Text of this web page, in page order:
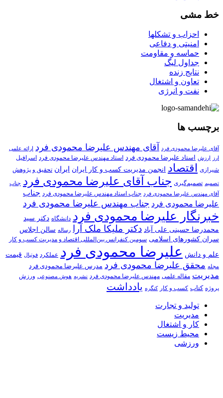
خط مشی
احزاب و تشکلها
امنیتی و دفاعی
حماسه و مقاومت
جداول لیگ
نتایج زنده
تعاون و اشتغال
نفت و انرژی
برچسب ها
آقای علیرضا محمودی فرد آقای مهندس علیرضا محمودی فرد
ارائه علمی
ارز
ارزش استاد علیرضا محمودی فرد استاد مهندس علیرضا محمودی فرد
اسرافیل
شیرازی اقتصاد انجمن مدیریت کسب و کار ایران ایران تحقیق و پژوهش
تصمیم تصمیم‌گیری جناب آقای علیرضا محمودی فرد جناب
آقای مهندس علیرضا محمودی فرد جناب استاد مهندس علیرضا محمودی فرد جناب
علیرضا محمودی فرد جناب مهندس علیرضا محمودی فرد
خبرنگار علیرضا محمودی فرد دانشگاه دکتر سید
محمدرضا حسینی علی آباد دکتر ملیکا ملک آرا رساله سالن اجلاس
سران کشورهای اسلامی سومین کنفرانس بین‌المللی اقتصاد و مدیریت کسب و کار
علم و دانش علیرضا محمودی فرد عملکرد فوتبال قیمت
مجله محقق علیرضا محمودی فرد مدرس علیرضا محمودی فرد
مدیریت مقاله علمی مهندس علیرضا محمودی فرد نشریه هوش مصنوعی ورزش
پروژه کتاب کسب و کار کنگره یادداشت
تولید و تجارت
مدیریت
کار و اشتغال
محیط زیست
ورزشی